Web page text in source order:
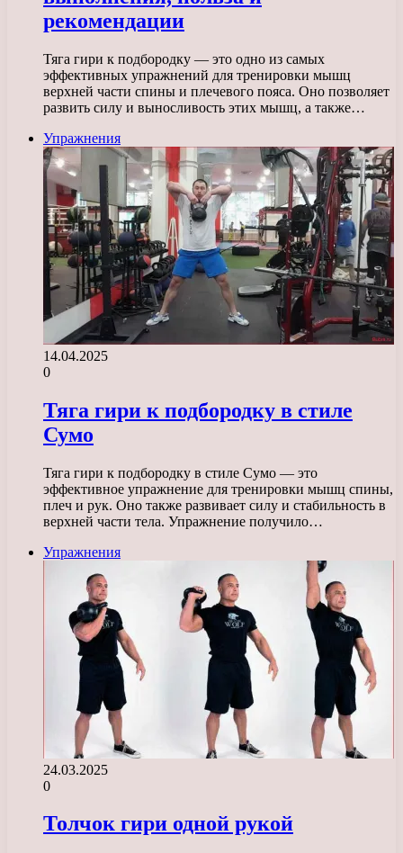
рекомендации
Тяга гири к подбородку — это одно из самых
эффективных упражнений для тренировки мышц
верхней части спины и плечевого пояса. Оно позволяет
развить силу и выносливость этих мышц, а также…
Упражнения
14.04.2025
0
Тяга гири к подбородку в стиле
Сумо
Тяга гири к подбородку в стиле Сумо — это
эффективное упражнение для тренировки мышц спины,
плеч и рук. Оно также развивает силу и стабильность в
верхней части тела. Упражнение получило…
Упражнения
24.03.2025
0
Толчок гири одной рукой